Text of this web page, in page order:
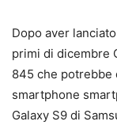
Dopo aver
primi di dicembre
845 che potrebbe
smartphone
Galaxy S9 di